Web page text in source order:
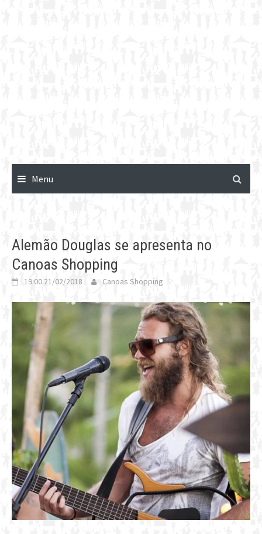
Menu
Alemão Douglas se apresenta no
Canoas Shopping
19:00 21/02/2018 Canoas Shopping